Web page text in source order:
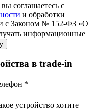
соглашаетесь с
и обработки
с Законом № 152-ФЗ «О
информационные
в trade-in
*
устройство хотите